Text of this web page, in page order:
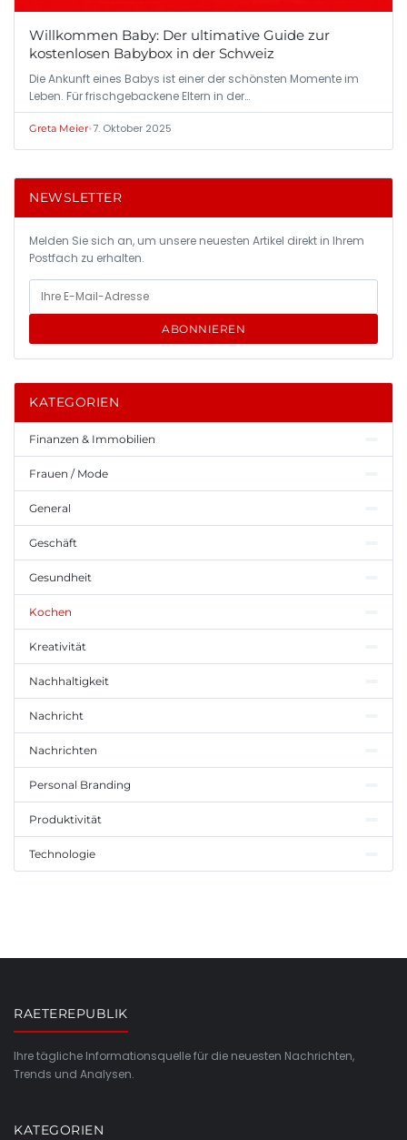
Willkommen Baby: Der ultimative Guide zur
kostenlosen Babybox in der Schweiz
Die Ankunft eines Babys ist einer der schönsten Momente im
Leben. Für frischgebackene Eltern in der…
Greta Meier•7. Oktober 2025
NEWSLETTER
Melden Sie sich an, um unsere neuesten Artikel direkt in Ihrem
Postfach zu erhalten.
ABONNIEREN
KATEGORIEN
Finanzen & Immobilien
Frauen / Mode
General
Geschäft
Gesundheit
Kochen
Kreativität
Nachhaltigkeit
Nachricht
Nachrichten
Personal Branding
Produktivität
Technologie
RAETEREPUBLIK
Ihre tägliche Informationsquelle für die neuesten Nachrichten,
Trends und Analysen.
KATEGORIEN